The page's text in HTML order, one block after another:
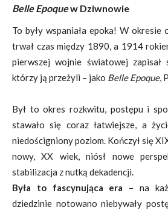
Belle Epoquew Dziwnowie
To były wspaniała epoka! W
trwał czas między 1890, a 1914
pierwszej wojnie światowej
którzy ją przeżyli – jako Belle Epoque,
Był to okres rozkwitu, postępu i
stawało się coraz łatwiejsze, a
niedościgniony poziom. Kończył się
nowy, XX wiek, niósł nowe
stabilizacja z nutką dekadencji.
Była to fascynująca era – na
dziedzinie notowano niebywały